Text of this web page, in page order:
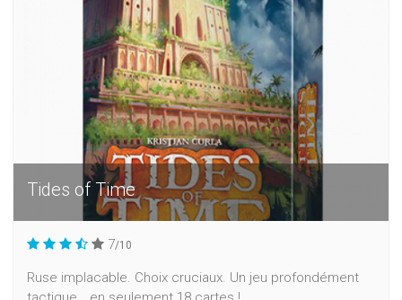
Tides of Time
7/10
Ruse implacable. Choix cruciaux. Un jeu profondément